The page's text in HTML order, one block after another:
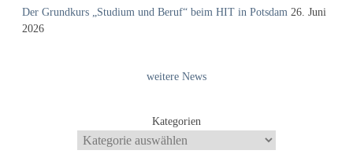
Der Grundkurs „Studium und Beruf“ beim HIT in Potsdam 26. Juni
2026
weitere News
Kategorien